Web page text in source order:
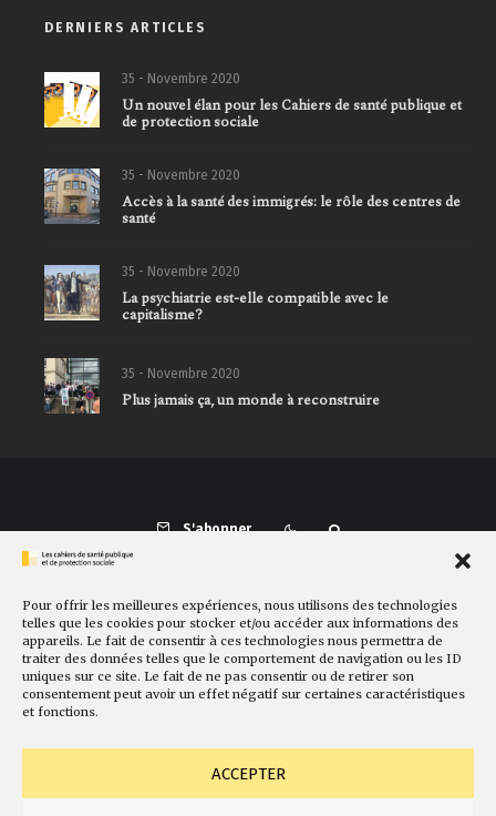
Pour offrir les meilleures expériences, nous utilisons des technologies
telles que les cookies pour stocker et/ou accéder aux informations des
appareils. Le fait de consentir à ces technologies nous permettra de
traiter des données telles que le comportement de navigation ou les ID
uniques sur ce site. Le fait de ne pas consentir ou de retirer son
consentement peut avoir un effet négatif sur certaines caractéristiques
et fonctions.
ACCEPTER
DERNIERS ARTICLES
35 - Novembre 2020
Un nouvel élan pour les Cahiers de santé publique et
de protection sociale
35 - Novembre 2020
Accès à la santé des immigrés: le rôle des centres de
santé
35 - Novembre 2020
La psychiatrie est-elle compatible avec le
capitalisme?
35 - Novembre 2020
Plus jamais ça, un monde à reconstruire
S'abonner
Présentation Comité de rédaction Sites amis Contact
Newsletter Politique de cookies Faire un don